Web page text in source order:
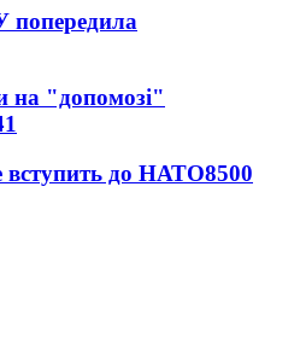
попередила
"допомозі"
вступить до НАТО8500